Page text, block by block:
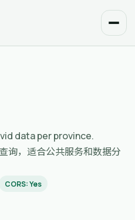
data per province.
询，适合公共服务和数据分
CORS: Yes